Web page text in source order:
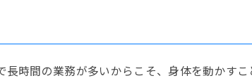
時間の業務が多いからこそ、身体を動かす